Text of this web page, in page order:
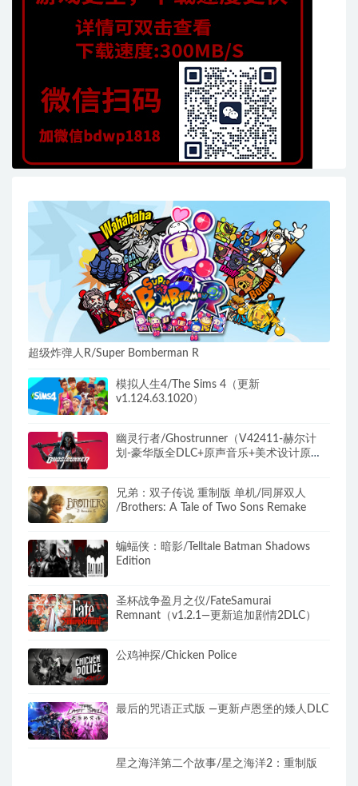
超级炸弹人R/Super Bomberman R
模拟人生4/The Sims 4（更新
v1.124.63.1020）
幽灵行者/Ghostrunner（V42411-赫尔计
划-豪华版全DLC+原声音乐+美术设计原
兄弟：双子传说 重制版 单机/同屏双人
/Brothers: A Tale of Two Sons Remake
蝙蝠侠：暗影/Telltale Batman Shadows
Edition
圣杯战争盈月之仪/FateSamurai
Remnant（v1.2.1—更新追加剧情2DLC）
公鸡神探/Chicken Police
最后的咒语正式版 —更新卢恩堡的矮人DLC
星之海洋第二个故事/星之海洋2：重制版